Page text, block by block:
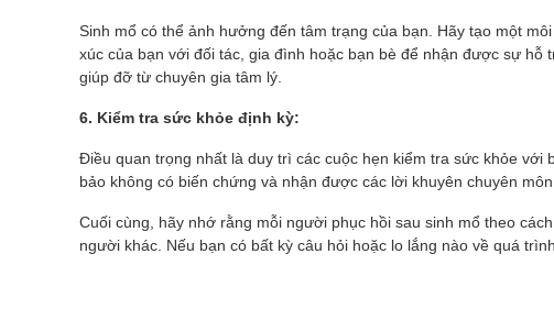
Sinh mổ có thể ảnh hưởng đến tâm trạng của bạn. Hãy tạo một
xúc của bạn với đối tác, gia đình hoặc bạn bè để nhận được sự
giúp đỡ từ chuyên gia tâm lý.
6. Kiểm tra sức khỏe định kỳ:
Điều quan trọng nhất là duy trì các cuộc hẹn kiểm tra sức khỏe
bảo không có biến chứng và nhận được các lời khuyên chuyên
Cuối cùng, hãy nhớ rằng mỗi người phục hồi sau sinh mổ theo
người khác. Nếu bạn có bất kỳ câu hỏi hoặc lo lắng nào về quá